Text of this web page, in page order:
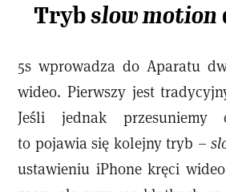
Trybslow motion
5s wprowadza do Aparatu
wideo. Pierwszy jest
Jeśli jednak
to pojawia się kolejny tryb –
ustawieniu iPhone kręci